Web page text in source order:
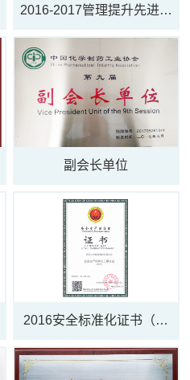
2016-2017管理提升先进单
副会长单位
2016安全标准化证书（医
药）（股份）